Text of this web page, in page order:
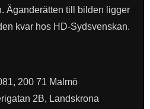
Äganderätten till bilden ligger
kvar hos HD-Sydsvenskan.
200 71 Malmö
2B, Landskrona